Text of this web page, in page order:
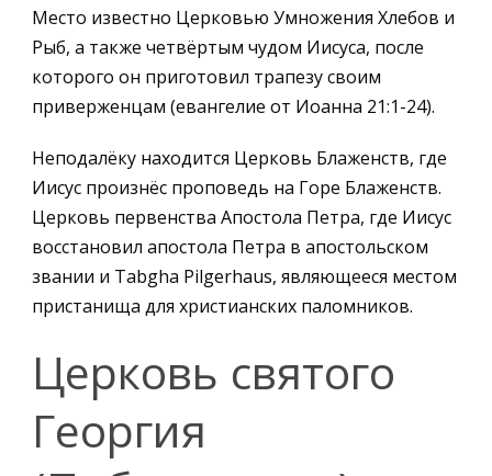
Место известно Церковью Умножения Хлебов и
Рыб, а также четвёртым чудом Иисуса, после
которого он приготовил трапезу своим
приверженцам (евангелие от Иоанна 21:1-24).
Неподалёку находится Церковь Блаженств, где
Иисус произнёс проповедь на Горе Блаженств.
Церковь первенства Апостола Петра, где Иисус
восстановил апостола Петра в апостольском
звании и Tabgha Pilgerhaus, являющееся местом
пристанища для христианских паломников.
Церковь святого
Георгия